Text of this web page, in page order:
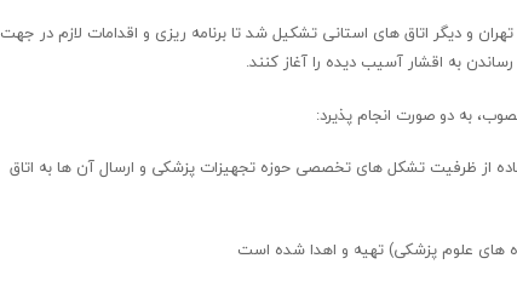
و دیگر اتاق های استانی تشکیل شد تا برنامه ریزی و اقدامات لازم در جهت
به اقشار آسیب دیده را آغاز کنند.
به دو صورت انجام پذیرد:
از ظرفیت تشکل های تخصصی حوزه تجهیزات پزشکی و ارسال آن ها به اتاق
های علوم پزشکی) تهیه و اهدا شده است